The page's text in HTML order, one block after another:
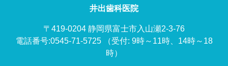
井出歯科医院
〒419-0204 静岡県富士市入山瀬2-3-76
電話番号:0545-71-5725
（受付: 9時～11時、14時～18
時）